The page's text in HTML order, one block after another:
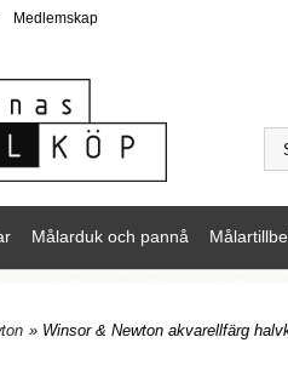
Medlemskap
Målarduk och pannå
» Winsor & Newton akvarellfärg